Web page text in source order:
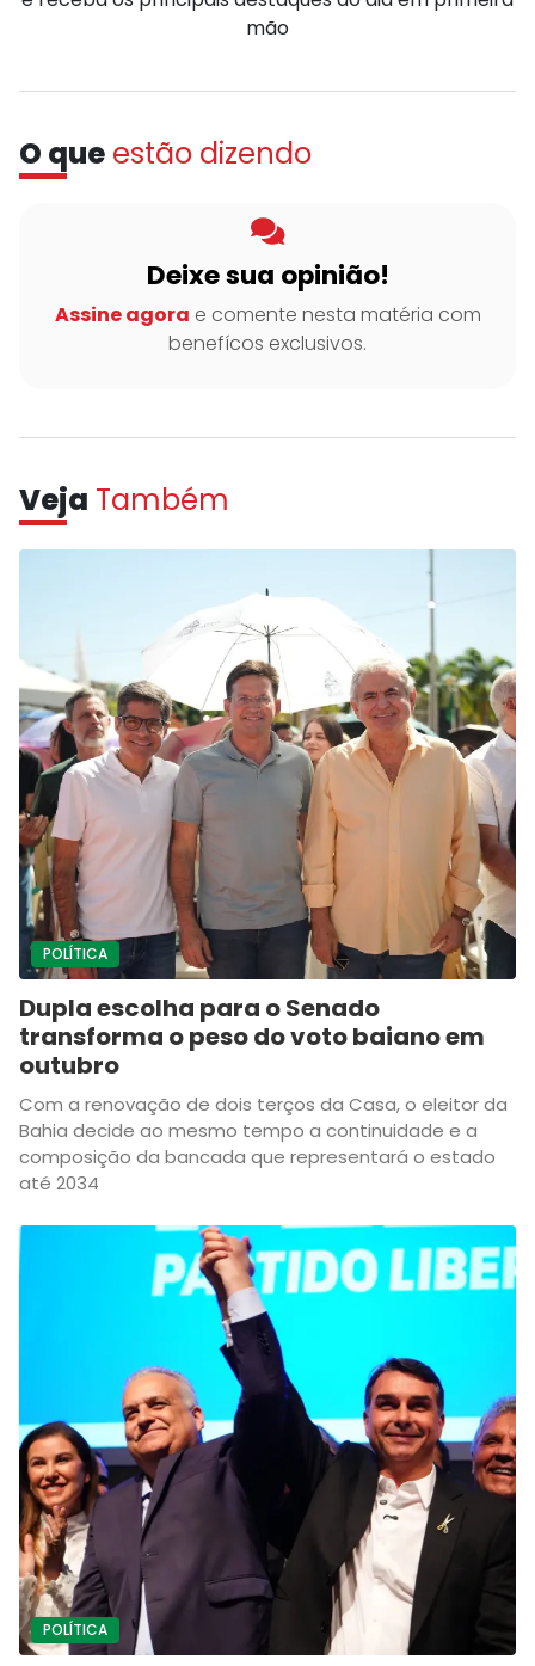
mão
O que estão dizendo
Deixe sua opinião!
Assine agora e comente nesta matéria com
benefícos exclusivos.
Veja Também
POLÍTICA
Dupla escolha para o Senado
transforma o peso do voto baiano em
outubro
Com a renovação de dois terços da Casa, o eleitor da
Bahia decide ao mesmo tempo a continuidade e a
composição da bancada que representará o estado
até 2034
POLÍTICA